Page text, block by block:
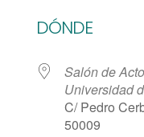
DÓNDE
Salón de
Universidad
C/ Pedro
50009